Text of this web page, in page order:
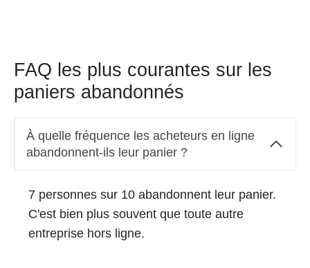
FAQ les plus courantes sur les
paniers abandonnés
À quelle fréquence les acheteurs en ligne
abandonnent-ils leur panier ?
7 personnes sur 10 abandonnent leur panier.
C'est bien plus souvent que toute autre
entreprise hors ligne.